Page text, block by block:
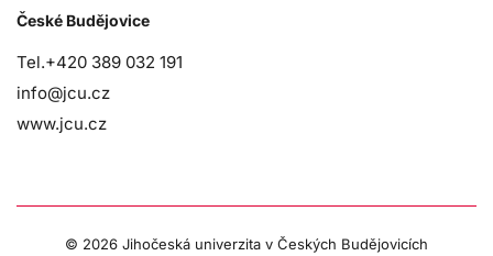
České Budějovice
Tel.+420 389 032 191
info@jcu.cz
www.jcu.cz
© 2026 Jihočeská univerzita v Českých Budějovicích